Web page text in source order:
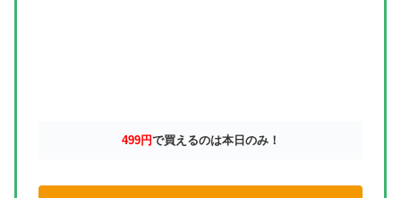
499円で買えるのは本日のみ！